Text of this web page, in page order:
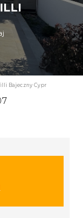
Bajeczny Cypr